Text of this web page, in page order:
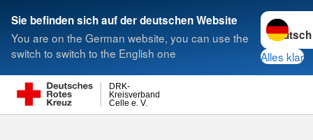
Sie befinden sich auf der deutschen Website
You are on the German website, you can use the
switch to switch to the English one
Sprache
Alles klar
Celle e. V.
Kreisverband
DRK-
Suche